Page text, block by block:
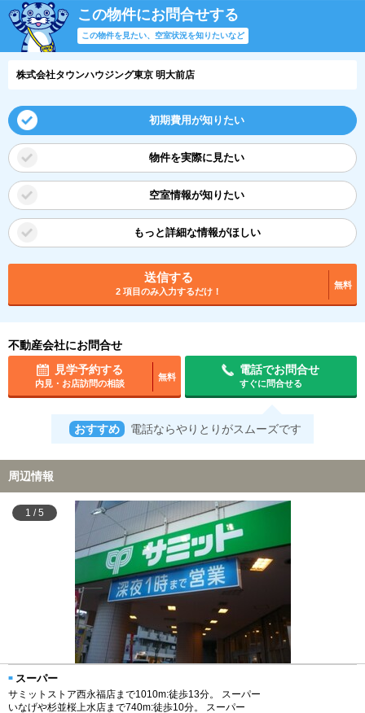
この物件にお問合せする
この物件を見たい、空室状況を知りたいなど
株式会社タウンハウジング東京 明大前店
初期費用が知りたい
物件を実際に見たい
空室情報が知りたい
もっと詳細な情報がほしい
送信する
2 項目のみ入力するだけ！
無料
不動産会社にお問合せ
見学予約する
内見・お店訪問の相談
無料
電話でお問合せ
すぐに問合せる
おすすめ 電話ならやりとりがスムーズです
周辺情報
1 /5
スーパー
サミットストア西永福店まで1010m:徒歩13分。 スーパー
いなげや杉並桜上水店まで740m:徒歩10分。 スーパー